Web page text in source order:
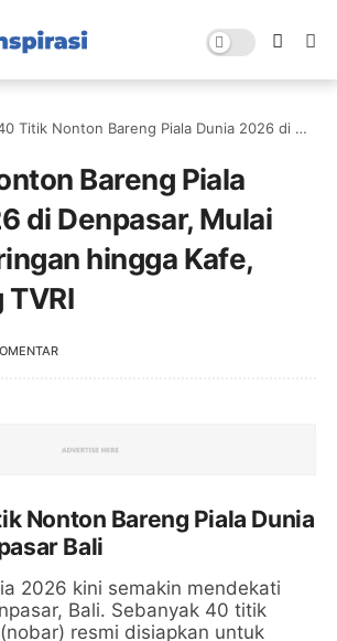
Titik Nonton Bareng Piala Dunia 2026 di Denpasar, Mulai dari Angkringan hingga Kafe, Streaming TVRI
Bareng Piala
di Denpasar, Mulai
hingga Kafe,
Nonton Bareng Piala Dunia
Bali
2026 kini semakin mendekati
Bali. Sebanyak 40 titik
resmi disiapkan untuk